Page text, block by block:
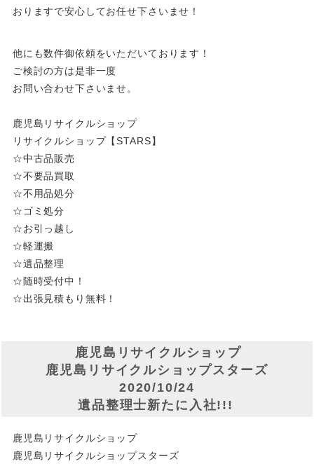
おりますで安心してお任せ下さいませ！
他にも数件御依頼をいただいております！
ご検討の方は是非一度
お問い合わせ下さいませ。
鹿児島リサイクルショップ
リサイクルショップ【STARS】
☆中古品販売
☆不要品買取
☆不用品処分
☆ゴミ処分
☆お引っ越し
☆軽運搬
☆遺品整理
☆随時受付中！
☆出張見積もり無料！
鹿児島リサイクルショップ
鹿児島リサイクルショップスターズ
2020/10/24
遺品整理士新たに入社!!!
鹿児島リサイクルショップ
鹿児島リサイクルショップスターズ